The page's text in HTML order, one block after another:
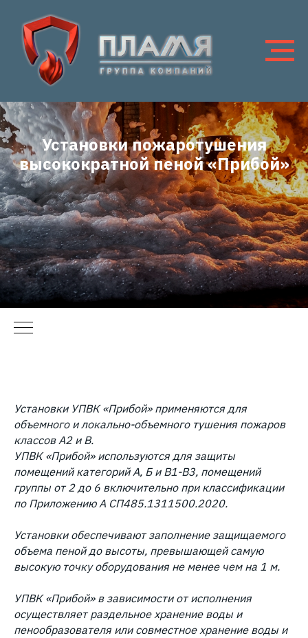
Установки пожаротушения
высокократной пеной«Прибой»
Установки УПВК «Прибой» применяются для
объемного и локально-объемного тушения пожаров
классов А2 и В.
УПВК «Прибой» используются для защиты
помещений категорий А, Б и В1-В3, помещений
группы от 2 до 6 включительно при классификации
по Приложению А СП485.1311500.2020.
Установки обеспечивают заполнение защищаемого
объема пеной до высоты, превышающей самую
высокую точку оборудования не менее чем на 1 м.
УПВК «Прибой» в зависимости от исполнения
осуществляет раздельное хранение воды и
пенообразователя или совместное хранение воды и